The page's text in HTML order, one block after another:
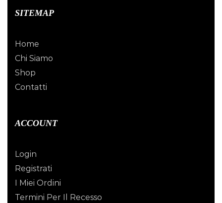
SITEMAP
Home
Chi Siamo
Shop
Contatti
ACCOUNT
Login
Registrati
I Miei Ordini
Termini Per Il Recesso